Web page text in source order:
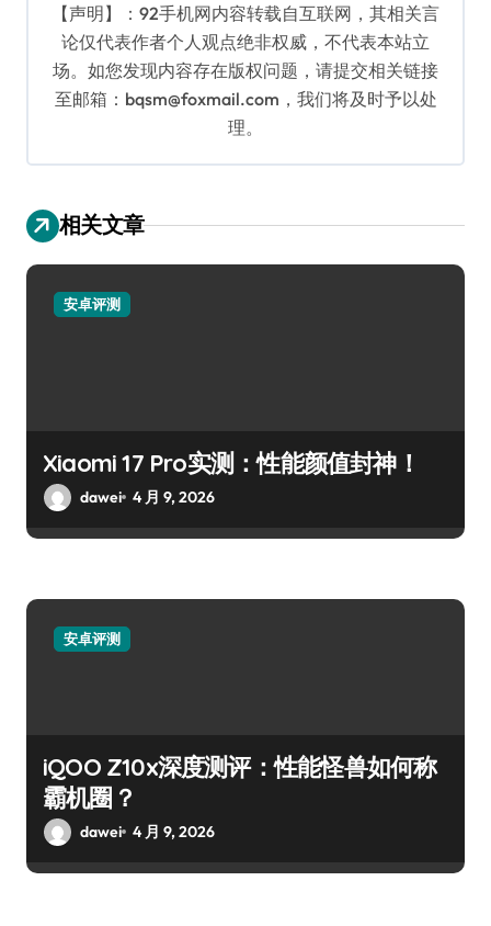
【声明】：92手机网内容转载自互联网，其相关言
论仅代表作者个人观点绝非权威，不代表本站立
场。如您发现内容存在版权问题，请提交相关链接
至邮箱：bqsm@foxmail.com，我们将及时予以处
理。
相关文章
安卓评测
Xiaomi 17 Pro实测：性能颜值封神！
dawei 4 月 9, 2026
安卓评测
iQOO Z10x深度测评：性能怪兽如何称
霸机圈？
dawei 4 月 9, 2026